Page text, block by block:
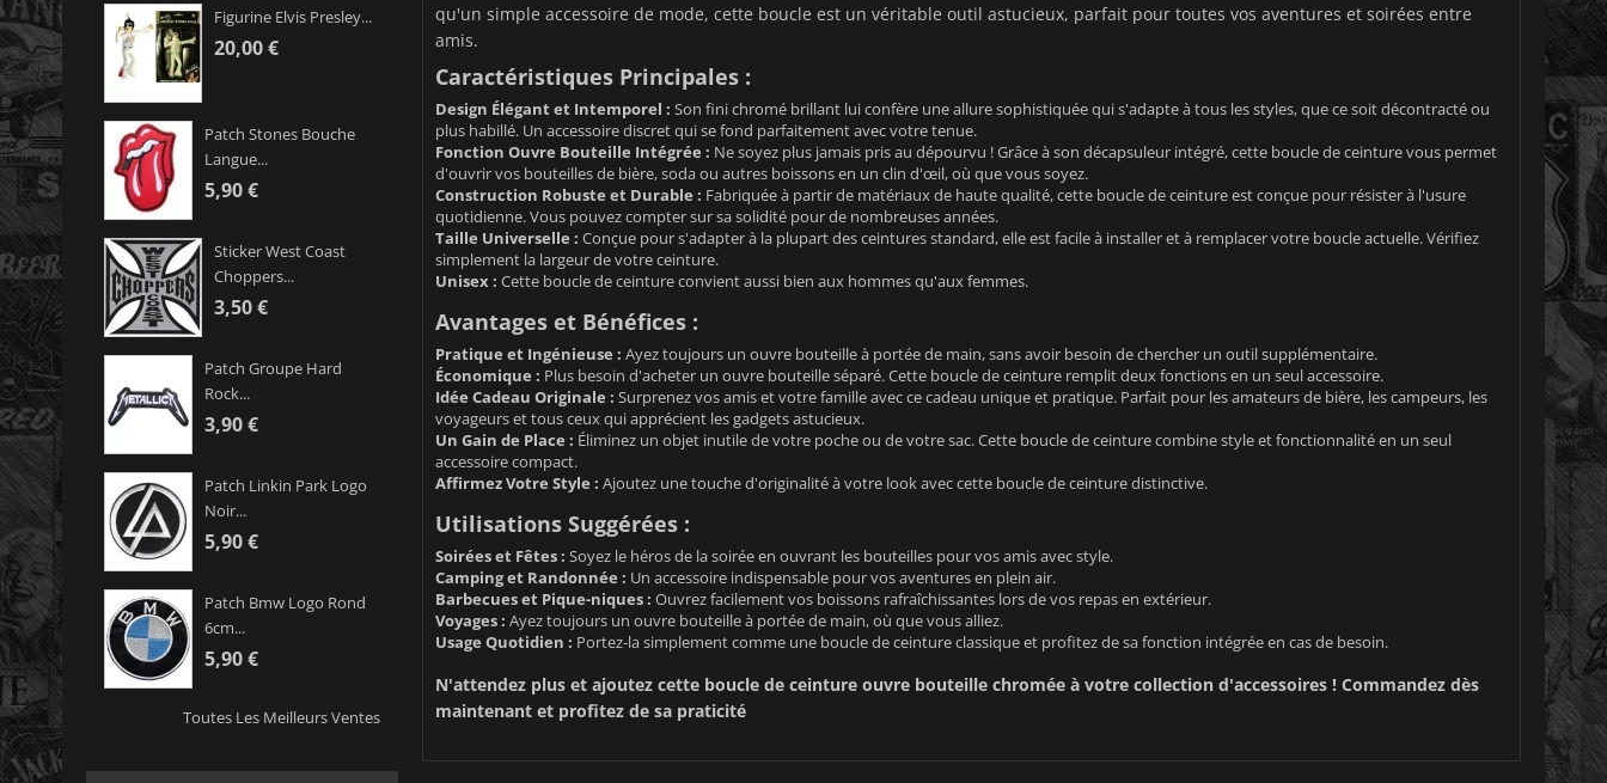
Figurine Elvis Presley...
20,00 €
Patch Stones Bouche
Langue...
5,90 €
Sticker West Coast
Choppers...
3,50 €
Patch Groupe Hard
Rock...
3,90 €
Patch Linkin Park Logo
Noir...
5,90 €
Patch Bmw Logo Rond
6cm...
5,90 €
Toutes Les Meilleurs Ventes
qu'un simple accessoire de mode, cette boucle est un véritable outil astucieux, parfait pour toutes vos aventures et soirées entre
amis.
Caractéristiques Principales :
Design Élégant et Intemporel : Son fini chromé brillant lui confère une allure sophistiquée qui s'adapte à tous les styles, que ce soit décontracté ou
plus habillé. Un accessoire discret qui se fond parfaitement avec votre tenue.
Fonction Ouvre Bouteille Intégrée : Ne soyez plus jamais pris au dépourvu ! Grâce à son décapsuleur intégré, cette boucle de ceinture vous permet
d'ouvrir vos bouteilles de bière, soda ou autres boissons en un clin d'œil, où que vous soyez.
Construction Robuste et Durable : Fabriquée à partir de matériaux de haute qualité, cette boucle de ceinture est conçue pour résister à l'usure
quotidienne. Vous pouvez compter sur sa solidité pour de nombreuses années.
Taille Universelle : Conçue pour s'adapter à la plupart des ceintures standard, elle est facile à installer et à remplacer votre boucle actuelle. Vérifiez
simplement la largeur de votre ceinture.
Unisex : Cette boucle de ceinture convient aussi bien aux hommes qu'aux femmes.
Avantages et Bénéfices :
Pratique et Ingénieuse : Ayez toujours un ouvre bouteille à portée de main, sans avoir besoin de chercher un outil supplémentaire.
Économique : Plus besoin d'acheter un ouvre bouteille séparé. Cette boucle de ceinture remplit deux fonctions en un seul accessoire.
Idée Cadeau Originale : Surprenez vos amis et votre famille avec ce cadeau unique et pratique. Parfait pour les amateurs de bière, les campeurs, les
voyageurs et tous ceux qui apprécient les gadgets astucieux.
Un Gain de Place : Éliminez un objet inutile de votre poche ou de votre sac. Cette boucle de ceinture combine style et fonctionnalité en un seul
accessoire compact.
Affirmez Votre Style : Ajoutez une touche d'originalité à votre look avec cette boucle de ceinture distinctive.
Utilisations Suggérées :
Soirées et Fêtes : Soyez le héros de la soirée en ouvrant les bouteilles pour vos amis avec style.
Camping et Randonnée : Un accessoire indispensable pour vos aventures en plein air.
Barbecues et Pique-niques : Ouvrez facilement vos boissons rafraîchissantes lors de vos repas en extérieur.
Voyages : Ayez toujours un ouvre bouteille à portée de main, où que vous alliez.
Usage Quotidien : Portez-la simplement comme une boucle de ceinture classique et profitez de sa fonction intégrée en cas de besoin.
N'attendez plus et ajoutez cette boucle de ceinture ouvre bouteille chromée à votre collection d'accessoires ! Commandez dès
maintenant et profitez de sa praticité